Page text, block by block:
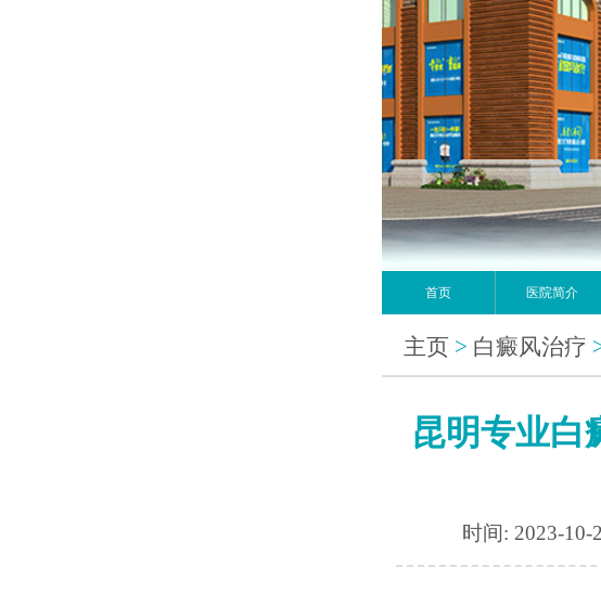
首页 医院简介
主页 > 白癜风治疗
昆明专业白
时间: 2023-10-